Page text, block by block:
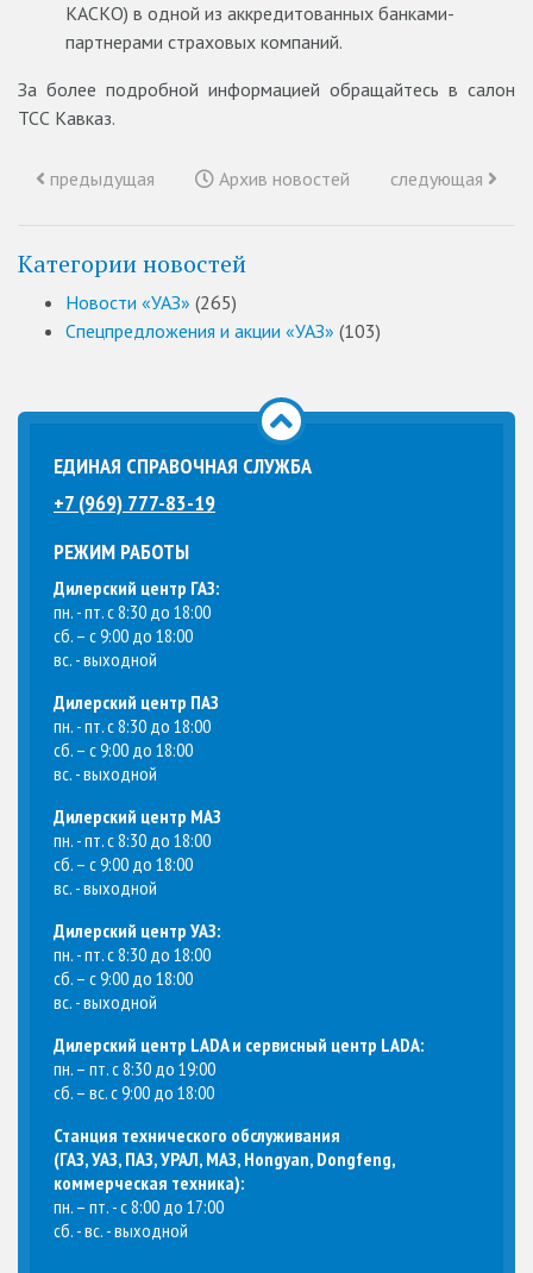
КАСКО) в одной из аккредитованных банками-
партнерами страховых компаний.
За более подробной информацией обращайтесь в салон
ТСС Кавказ.
предыдущая Архив новостей следующая
Категории новостей
Новости «УАЗ» (265)
Спецпредложения и акции «УАЗ» (103)
ЕДИНАЯ СПРАВОЧНАЯ СЛУЖБА
+7 (969) 777-83-19
РЕЖИМ РАБОТЫ
Дилерский центр ГАЗ:
пн. - пт. с 8:30 до 18:00
сб. – с 9:00 до 18:00
вс. - выходной
Дилерский центр ПАЗ
пн. - пт. с 8:30 до 18:00
сб. – с 9:00 до 18:00
вс. - выходной
Дилерский центр МАЗ
пн. - пт. с 8:30 до 18:00
сб. – с 9:00 до 18:00
вс. - выходной
Дилерский центр УАЗ:
пн. - пт. с 8:30 до 18:00
сб. – с 9:00 до 18:00
вс. - выходной
Дилерский центр LADA и сервисный центр LADA:
пн. – пт. с 8:30 до 19:00
сб. – вс. с 9:00 до 18:00
Станция технического обслуживания
(ГАЗ, УАЗ, ПАЗ, УРАЛ, МАЗ, Hongyan, Dongfeng,
коммерческая техника):
пн. – пт. - с 8:00 до 17:00
сб. - вс. - выходной